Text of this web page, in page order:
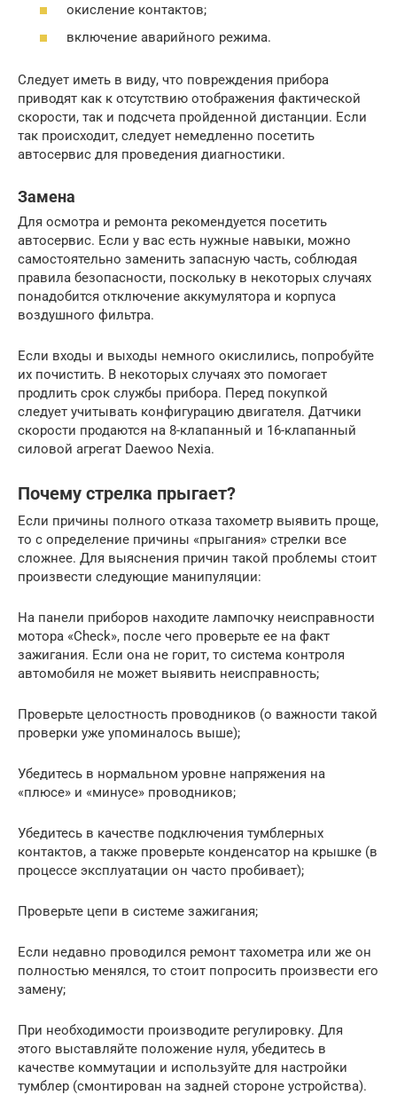
окисление контактов;
включение аварийного режима.
Следует иметь в виду, что повреждения прибора
приводят как к отсутствию отображения фактической
скорости, так и подсчета пройденной дистанции. Если
так происходит, следует немедленно посетить
автосервис для проведения диагностики.
Замена
Для осмотра и ремонта рекомендуется посетить
автосервис. Если у вас есть нужные навыки, можно
самостоятельно заменить запасную часть, соблюдая
правила безопасности, поскольку в некоторых случаях
понадобится отключение аккумулятора и корпуса
воздушного фильтра.
Если входы и выходы немного окислились, попробуйте
их почистить. В некоторых случаях это помогает
продлить срок службы прибора. Перед покупкой
следует учитывать конфигурацию двигателя. Датчики
скорости продаются на 8-клапанный и 16-клапанный
силовой агрегат Daewoo Nexia.
Почему стрелка прыгает?
Если причины полного отказа тахометр выявить проще,
то с определение причины «прыгания» стрелки все
сложнее. Для выяснения причин такой проблемы стоит
произвести следующие манипуляции:
На панели приборов находите лампочку неисправности
мотора «Check», после чего проверьте ее на факт
зажигания. Если она не горит, то система контроля
автомобиля не может выявить неисправность;
Проверьте целостность проводников (о важности такой
проверки уже упоминалось выше);
Убедитесь в нормальном уровне напряжения на
«плюсе» и «минусе» проводников;
Убедитесь в качестве подключения тумблерных
контактов, а также проверьте конденсатор на крышке (в
процессе эксплуатации он часто пробивает);
Проверьте цепи в системе зажигания;
Если недавно проводился ремонт тахометра или же он
полностью менялся, то стоит попросить произвести его
замену;
При необходимости производите регулировку. Для
этого выставляйте положение нуля, убедитесь в
качестве коммутации и используйте для настройки
тумблер (смонтирован на задней стороне устройства).